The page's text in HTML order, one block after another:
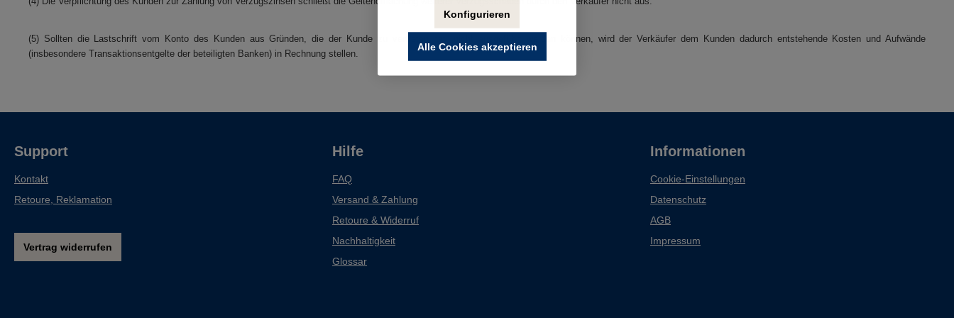
(5) Sollten die Lastschrift vom Konto des Kunden aus Gründen, die der Kunde zu vertreten hat, nicht ausgeführt werden können, wird der Verkäufer dem Kunden dadurch entstehende Kosten und Aufwände
(insbesondere Transaktionsentgelte der beteiligten Banken) in Rechnung stellen.
Support
Kontakt
Retoure, Reklamation
Vertrag widerrufen
Hilfe
FAQ
Versand & Zahlung
Retoure & Widerruf
Nachhaltigkeit
Glossar
Informationen
Cookie-Einstellungen
Datenschutz
AGB
Impressum
Konfigurieren
Alle Cookies akzeptieren